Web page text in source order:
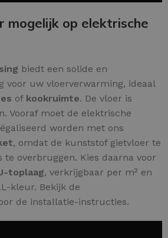
mogelijk op elektrische
biedt een solide en
voor uw vloerverwarming, ideaal
of kookruimte. De vloer is
Vooraf moet de elektrische
worden met ons
, omdat de kunststof gietvloer te
te overbruggen. Kies daarna voor
toplaag, verkrijgbaar per m² en
kleur. Bekijk de
de installatie-instructies.